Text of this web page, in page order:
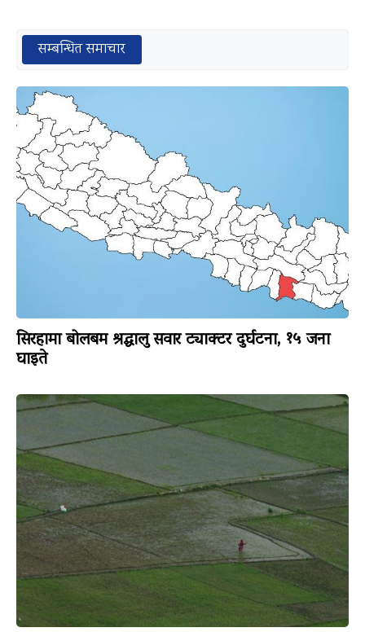
सम्बन्धित समाचार
सिरहामा बोलबम श्रद्धालु सवार ट्याक्टर दुर्घटना, १५ जना
घाइते